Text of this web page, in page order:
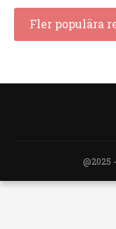
Fler populära
@2025